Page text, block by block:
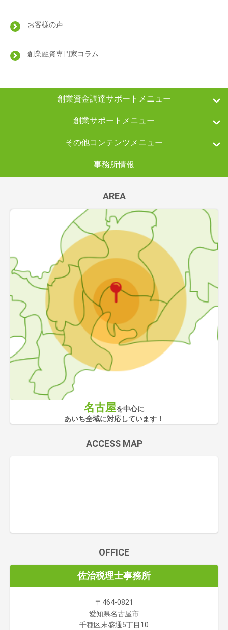
お客様の声
創業融資専門家コラム
創業資金調達サポートメニュー
創業サポートメニュー
その他コンテンツメニュー
事務所情報
AREA
名古屋を中心に
あいち全域に対応しています！
ACCESS MAP
OFFICE
佐治税理士事務所
〒464-0821
愛知県名古屋市
千種区末盛通5丁目10